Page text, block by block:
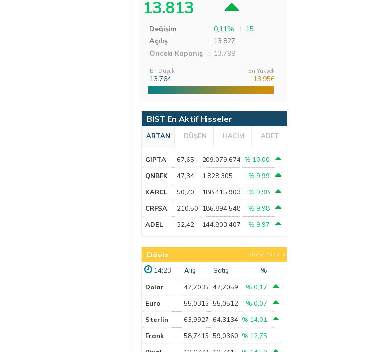
13.813
Değişim : 0,11% | 15
Açılış
: 13.827
Önceki Kapanış
: 13.799
En Düşük
13.764
En Yüksek
13.956
BIST En Aktif Hisseler
ARTAN DÜŞEN HACİM ADET
GIPTA 67,65 209.079.674 % 10,00
QNBFK 47,34 1.828.305 % 9,99
KARCL 50,70 188.415.903 % 9,98
CRFSA 210,50 186.894.548 % 9,98
ADEL 32,42 144.803.407 % 9,97
Döviz daha fazla
14:23 Alış Satış %
Dolar 47,7036 47,7059 % 0,17
Euro 55,0316 55,0512 % 0,07
Sterlin 63,9927 64,3134 % 14,01
Frank 58,7415 59,0360 % 12,75